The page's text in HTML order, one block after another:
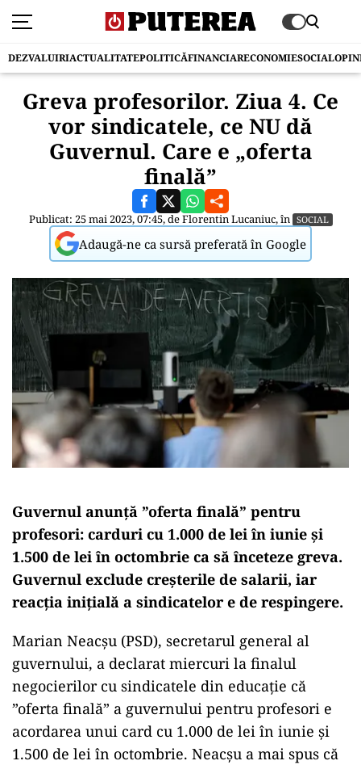
DEZVALUIRIACTUALITATEPOLITICĂFINANCIARECONOMIESOCIAL
Greva profesorilor. Ziua 4. Ce
vor sindicatele, ce NU dă
Guvernul. Care e „oferta
finală”
Publicat: 25 mai 2023, 07:45, deFlorentin Lucaniuc, în SOCIAL
Adaugă-ne ca sursă preferată în Google
Guvernul anunță ”oferta finală” pentru
profesori: carduri cu 1.000 de lei în iunie și
1.500 de lei în octombrie ca să înceteze greva.
Guvernul exclude creșterile de salarii, iar
reacția inițială a sindicatelor e de respingere.
Marian Neacșu (PSD), secretarul general al
guvernului, a declarat miercuri la finalul
negocierilor cu sindicatele din educație că
”oferta finală” a guvernului pentru profesori e
acordarea unui card cu 1.000 de lei în iunie și
1.500 de lei în octombrie. Neacșu a mai spus că